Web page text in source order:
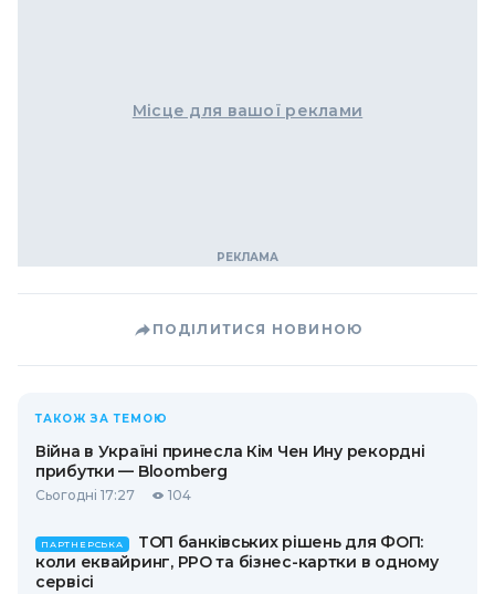
Місце для вашої реклами
ПОДІЛИТИСЯ НОВИНОЮ
ТАКОЖ ЗА ТЕМОЮ
Війна в Україні принесла Кім Чен Ину рекордні
прибутки — Bloomberg
Сьогодні 17:27 104
ПАРТНЕРСЬКА
ТОП банківських рішень для ФОП:
коли еквайринг, РРО та бізнес-картки в одному
сервісі